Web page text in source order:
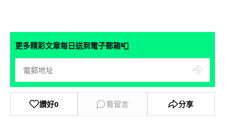
更多精彩文章每日送到電子郵箱📮
讚好0 看留言 分享